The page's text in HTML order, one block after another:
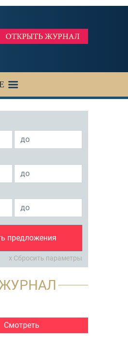
предложения
x Сбросить параметры
Смотреть